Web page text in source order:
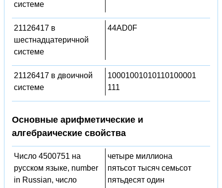
системе
21126417 в
шестнадцатеричной
системе
44AD0F
21126417 в двоичной
системе
10001001010110100001
111
Основные арифметические и
алгебраические свойства
Число 4500751 на
русском языке, number
in Russian, число
четыре миллиона
пятьсот тысяч семьсот
пятьдесят один